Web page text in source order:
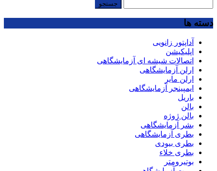
دسته ها
آداپتور زانویی
اپلیکیشن
اتصالات شیشه ای آزمایشگاهی
ارلن آزمایشگاهی
ارلن مایر
ایمپینجر آزمایشگاهی
باریل
بالن
بالن ژوژه
بشر آزمایشگاهی
بطری آزمایشگاهی
بطری بیودی
بطری خلاء
بوتیرومتر